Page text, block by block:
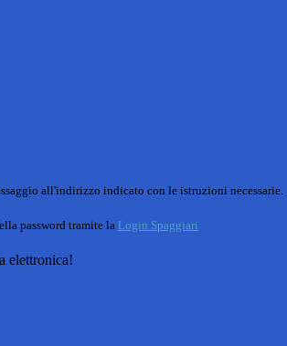
all'indirizzo indicato con le istruzioni necessarie.
password tramite la Login Spaggiari
elettronica!